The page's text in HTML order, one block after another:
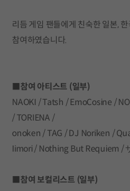
리듬 게임 팬들에게 친숙한 일본,
참여하였습니다.
■참여 아티스트 (일부)
NAOKI / Tatsh / EmoCosine /
/ TORIENA /
onoken / TAG / DJ Noriken /
Iimori / Nothing But Requiem /
■참여 보컬리스트 (일부)